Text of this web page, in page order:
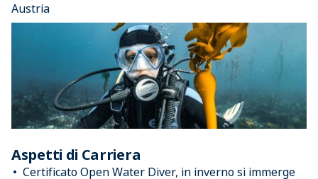
Austria
Aspetti di Carriera
Certificato Open Water Diver, in inverno si immerge